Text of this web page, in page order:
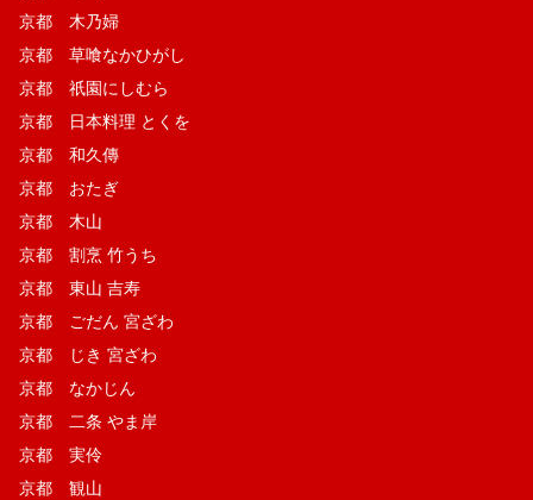
京都 木乃婦
京都 草喰なかひがし
京都 祇園にしむら
京都 日本料理 とくを
京都 和久傳
京都 おたぎ
京都 木山
京都 割烹 竹うち
京都 東山 吉寿
京都 ごだん 宮ざわ
京都 じき 宮ざわ
京都 なかじん
京都 二条 やま岸
京都 実伶
京都 観山